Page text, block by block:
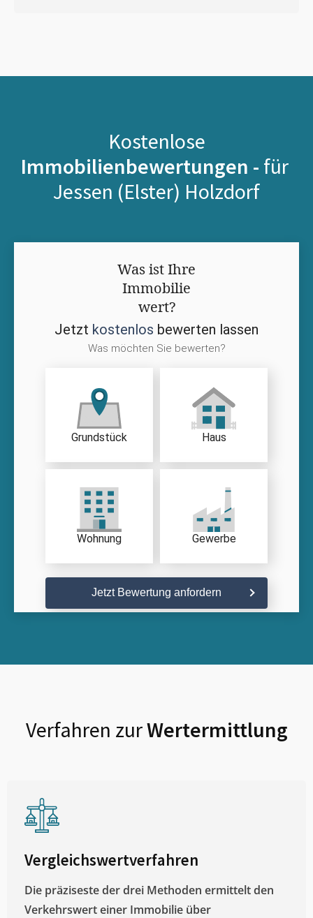
Kostenlose
Immobilienbewertungen - für
Jessen (Elster) Holzdorf
Was ist Ihre
Immobilie
wert?
Jetzt kostenlos bewerten lassen
Was möchten Sie bewerten?
Grundstück Haus
Wohnung Gewerbe
Jetzt Bewertung anfordern
Verfahren zurWertermittlung
Vergleichswertverfahren
Die präziseste der drei Methoden ermittelt den
Verkehrswert einer Immobilie über